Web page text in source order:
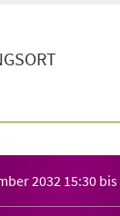
2032 15:30 bis